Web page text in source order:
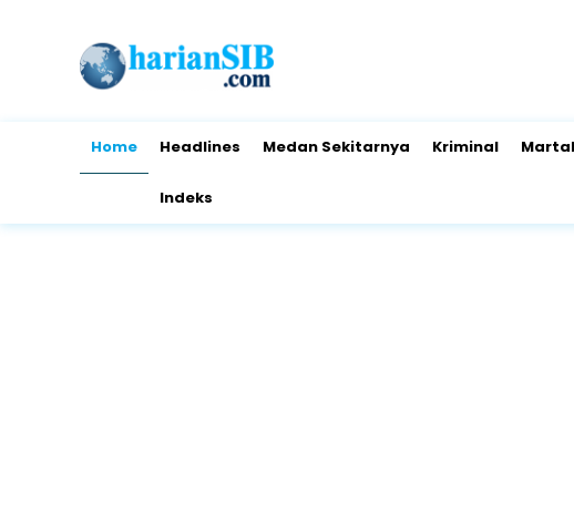
Home Headlines Medan Sekitarnya Kriminal
Indeks